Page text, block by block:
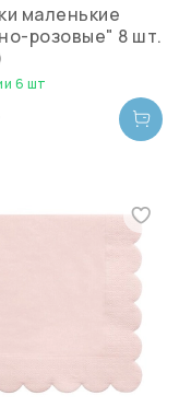
маленькие
розовые" 8 шт.
6 шт